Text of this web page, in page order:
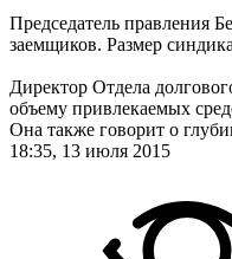
Председатель правления
заемщиков. Размер
Директор Отдела
объему привлекаемых
Она также говорит о
18:35, 13 июля 2015